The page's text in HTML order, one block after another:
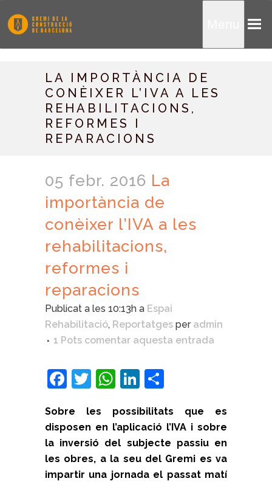
LA IMPORTÀNCIA DE
CONÈIXER L’IVA A LES
REHABILITACIONS,
REFORMES I
REPARACIONS
05 febr. 2016 La
importància de
conèixer l’IVA a les
rehabilitacions,
reformes i
reparacions
Publicat a les 10:13h a Espai
Rehabilitació, Reportatges per admin
1 Pots comentar aquesta entrada
Facebook
Twitter
WhatsApp
LinkedIn
Sobre les possibilitats que es
disposen en l’aplicació l’IVA i sobre
la inversió del subjecte passiu en
les obres, a la seu del Gremi es va
impartir una jornada el passat matí